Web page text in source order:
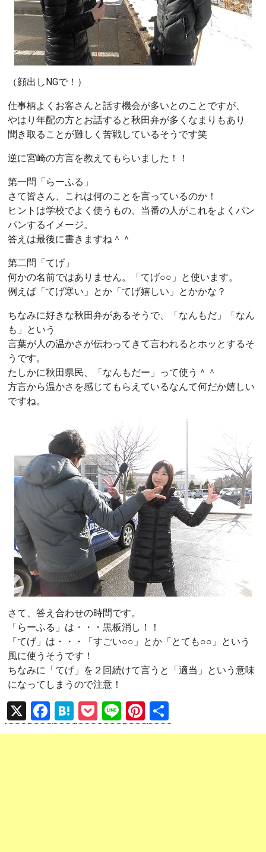
（顔出しNGで！）
仕事柄よくお客さんと話す機会が多いとのことですが、
やはり年配の方とお話すると秋田弁が多くなまりもあり
聞き取ることが難しく苦戦しているそうです笑
逆に宮崎の方言を教えてもらいました！！
第一問「らーふる」
さて皆さん、これは何のことを言っているのか！
ヒントは学校でよく使うもの、当番の人がこれをよくパン
パンするイメージ。
答えは最後に書きますね＾＾
第二問「てげ」
何かの名前ではありません。「てげ○○」と使います。
例えば「てげ寒い」とか「てげ嬉しい」とかかな？
ちなみに好きな秋田弁があるそうで、「なんもだ」「なん
も」という
言葉が人の温かさが伝わってきて言われるとホッとするそ
うです。
たしかに秋田県民、「なんもだー」って使う＾＾
方言から温かさを感じてもらえているなんて何だか嬉しい
ですね。
さて、答え合わせの時間です。
「らーふる」は・・・黒板消し！！
「てげ」は・・・「すごい○○」とか「とても○○」という
風に使うそうです！
ちなみに「てげ」を２回続けて言うと「適当」という意味
になってしまうので注意！
X
F
a
H
at
P
o
Li
n
Pi
nt 有